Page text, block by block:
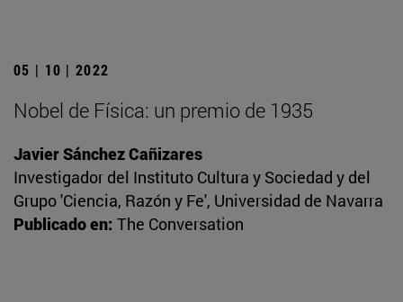
05 | 10 | 2022
Nobel de Física: un premio de 1935
Javier Sánchez Cañizares
Investigador del Instituto Cultura y Sociedad y del
Grupo 'Ciencia, Razón y Fe', Universidad de Navarra
Publicado en: The Conversation